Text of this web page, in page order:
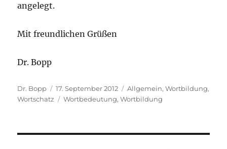
angelegt.
Mit freundlichen Grüßen
Dr. Bopp
Autor
Dr. Bopp
Veröffentlicht
am
17. September 2012 Kategorien
Allgemein,Wortbildung,
Wortschatz
Schlagwörter
Wortbedeutung,Wortbildung